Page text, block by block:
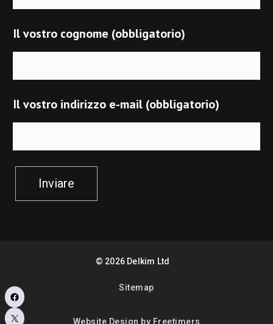
Il vostro cognome (obbligatorio)
Il vostro indirizzo e-mail (obbligatorio)
Inviare
© 2026 Delkim Ltd
Sitemap
Website Design by Freetimers
Facebook